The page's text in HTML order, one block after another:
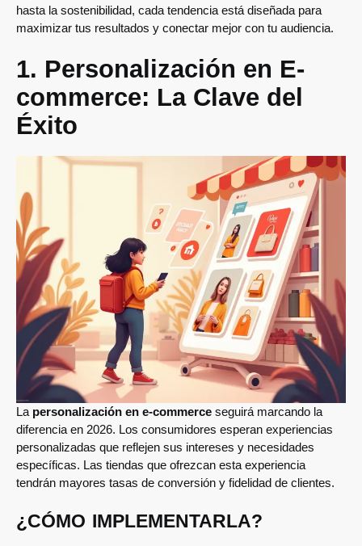
hasta la sostenibilidad, cada tendencia está diseñada para
maximizar tus resultados y conectar mejor con tu audiencia.
1. Personalización en E-
commerce: La Clave del
Éxito
La personalización en e-commerce seguirá marcando la
diferencia en 2026. Los consumidores esperan experiencias
personalizadas que reflejen sus intereses y necesidades
específicas. Las tiendas que ofrezcan esta experiencia
tendrán mayores tasas de conversión y fidelidad de clientes.
¿CÓMO IMPLEMENTARLA?